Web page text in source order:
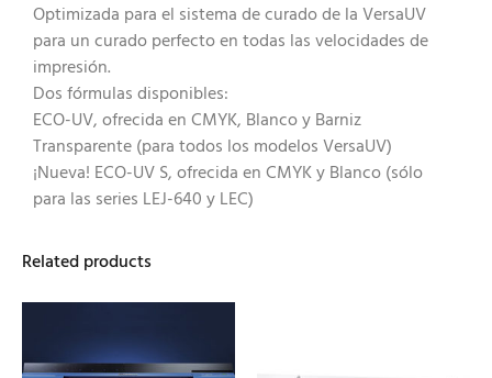
Optimizada para el sistema de curado de la VersaUV
para un curado perfecto en todas las velocidades de
impresión.
Dos fórmulas disponibles:
ECO-UV, ofrecida en CMYK, Blanco y Barniz
Transparente (para todos los modelos VersaUV)
¡Nueva! ECO-UV S, ofrecida en CMYK y Blanco (sólo
para las series LEJ-640 y LEC)
Related products